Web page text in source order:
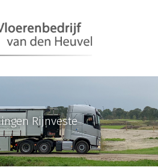
Rijnveste